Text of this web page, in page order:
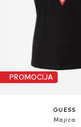
PROMOCIJA
GUESS
Majica